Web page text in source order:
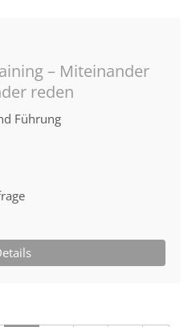
– Miteinander
reden
Führung